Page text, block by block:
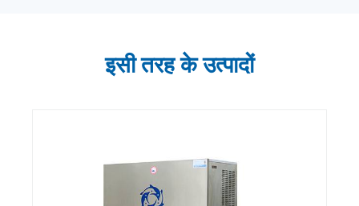
इसी तरह के उत्पादों